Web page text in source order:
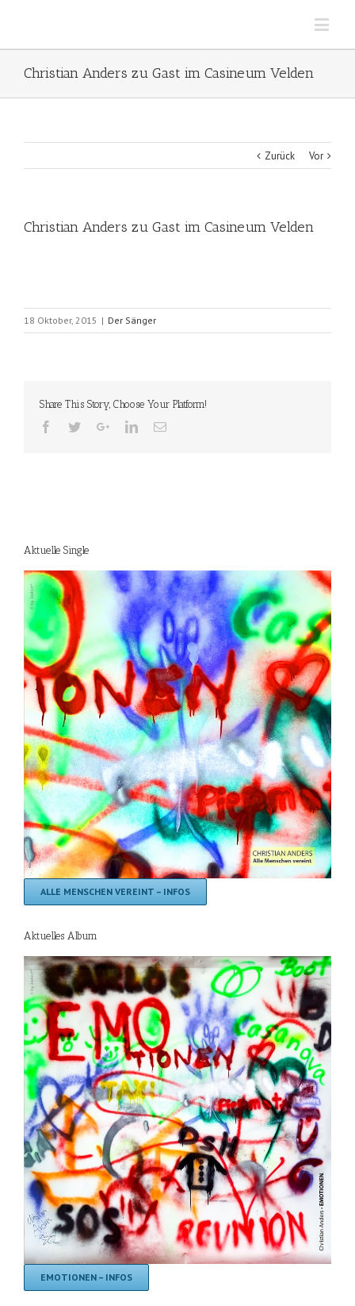
Christian Anders zu Gast im Casineum Velden
Zurück Vor
Christian Anders zu Gast im Casineum Velden
18 Oktober, 2015 | Der Sänger
Share This Story, Choose Your Platform!
Aktuelle Single
ALLE MENSCHEN VEREINT – INFOS
Aktuelles Album
EMOTIONEN – INFOS